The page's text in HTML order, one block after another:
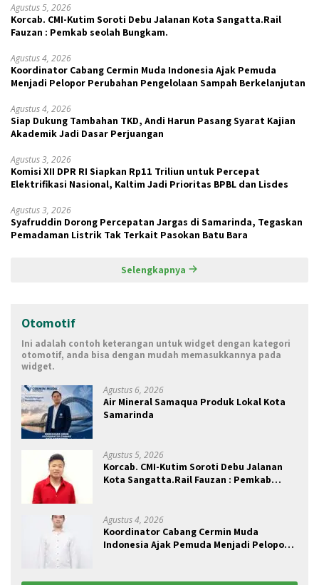
Agustus 5, 2026
Korcab. CMI-Kutim Soroti Debu Jalanan Kota Sangatta.Rail
Fauzan : Pemkab seolah Bungkam.
Agustus 4, 2026
Koordinator Cabang Cermin Muda Indonesia Ajak Pemuda
Menjadi Pelopor Perubahan Pengelolaan Sampah Berkelanjutan
Agustus 4, 2026
Siap Dukung Tambahan TKD, Andi Harun Pasang Syarat Kajian
Akademik Jadi Dasar Perjuangan
Agustus 3, 2026
Komisi XII DPR RI Siapkan Rp11 Triliun untuk Percepat
Elektrifikasi Nasional, Kaltim Jadi Prioritas BPBL dan Lisdes
Agustus 3, 2026
Syafruddin Dorong Percepatan Jargas di Samarinda, Tegaskan
Pemadaman Listrik Tak Terkait Pasokan Batu Bara
Selengkapnya
Otomotif
Ini adalah contoh keterangan untuk widget dengan kategori
otomotif, anda bisa dengan mudah memasukkannya pada
widget.
Agustus 6, 2026
Air Mineral Samaqua Produk Lokal Kota
Samarinda
Agustus 5, 2026
Korcab. CMI-Kutim Soroti Debu Jalanan
Kota Sangatta.Rail Fauzan : Pemkab
Agustus 4, 2026
Koordinator Cabang Cermin Muda
Indonesia Ajak Pemuda Menjadi Pelopor